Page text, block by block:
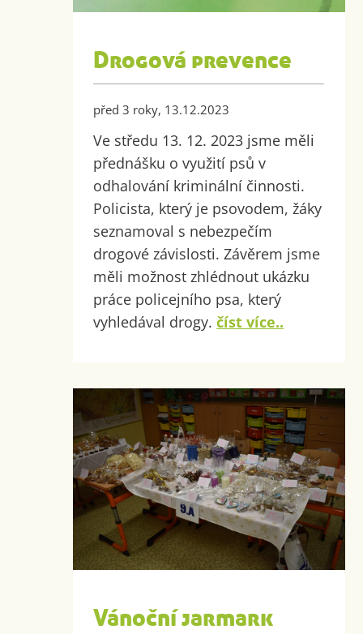
Drogová prevence
před 3 roky, 13.12.2023
Ve středu 13. 12. 2023 jsme měli
přednášku o využití psů v
odhalování kriminální činnosti.
Policista, který je psovodem, žáky
seznamoval s nebezpečím
drogové závislosti. Závěrem jsme
měli možnost zhlédnout ukázku
práce policejního psa, který
vyhledával drogy.číst více..
Vánoční jarmark